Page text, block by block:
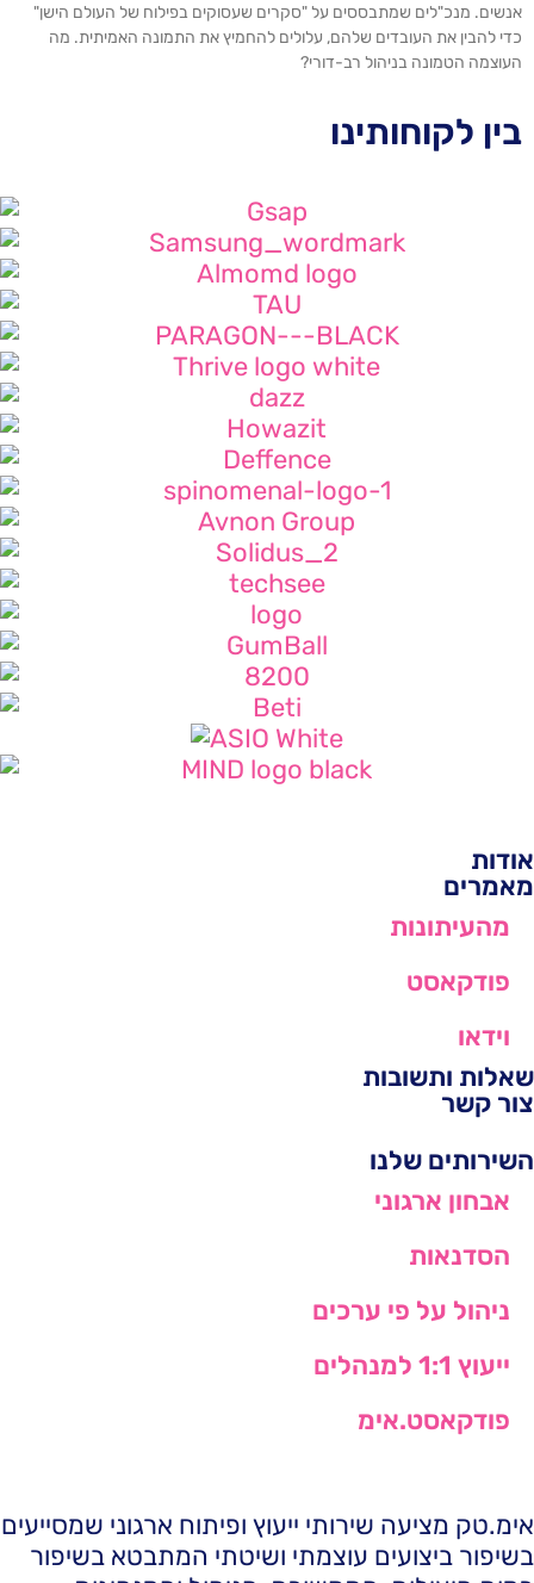
אנשים. מנכ"לים שמתבססים על "סקרים שעסוקים בפילוח של העולם הישן"
כדי להבין את העובדים שלהם, עלולים להחמיץ את התמונה האמיתית. מה
העוצמה הטמונה בניהול רב-דורי?
בין לקוחותינו
אודות
מאמרים
מהעיתונות
פודקאסט
וידאו
שאלות ותשובות
צור קשר
השירותים שלנו
אבחון ארגוני
הסדנאות
ניהול על פי ערכים
ייעוץ 1:1 למנהלים
פודקאסט.אימ
אימ.טק מציעה שירותי ייעוץ ופיתוח ארגוני שמסייעים
בשיפור ביצועים עוצמתי ושיטתי המתבטא בשיפור